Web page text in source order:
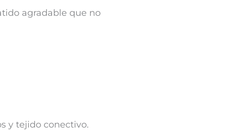
agradable que no
y tejido conectivo.